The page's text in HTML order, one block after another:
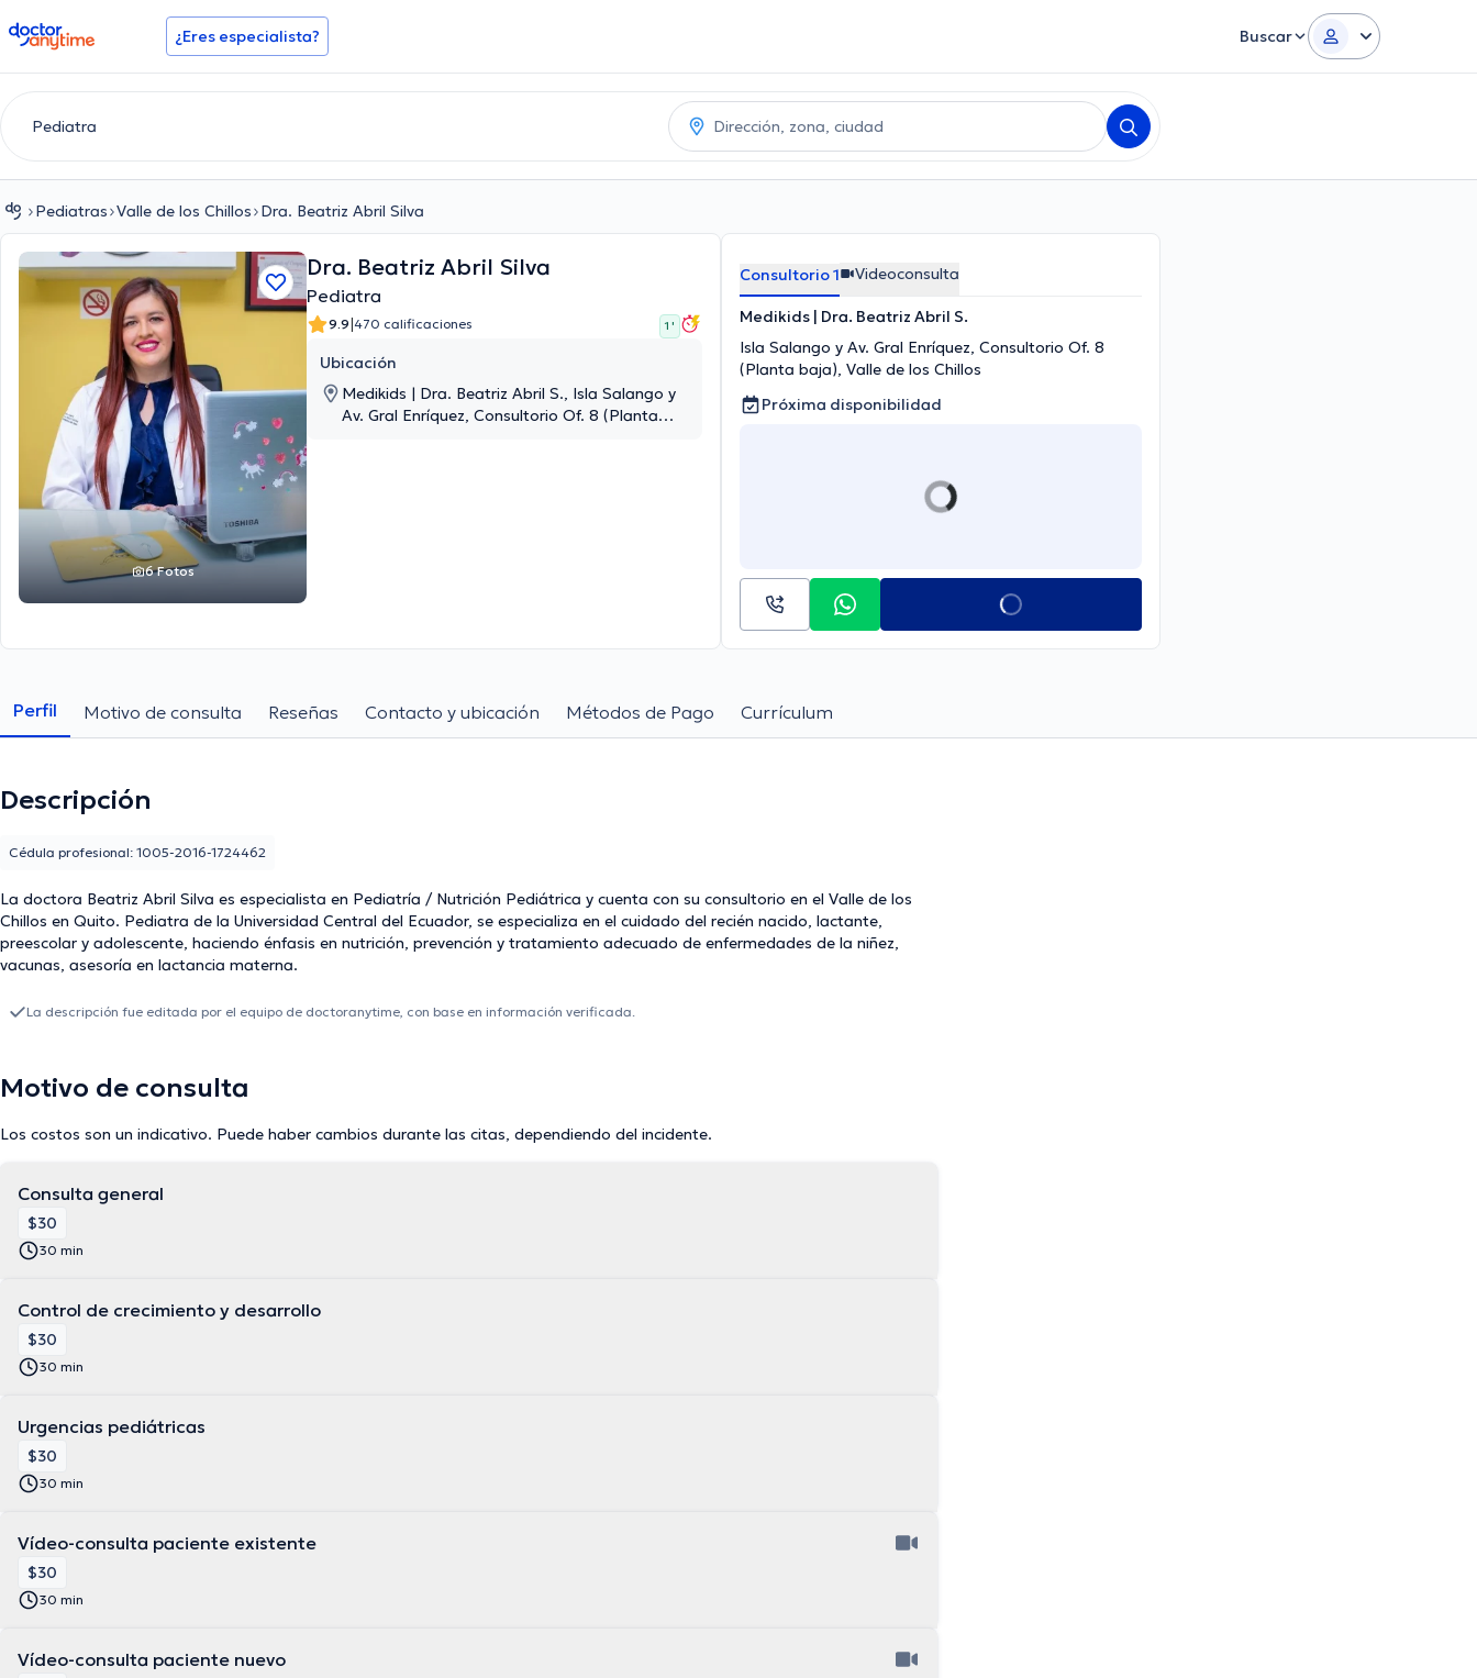
doctoranytime ¿Eres especialista? Buscar
Pediatras Valle de los Chillos Dra. Beatriz Abril Silva
6 Fotos
Dra. Beatriz Abril Silva
Pediatra
9.9|470 calificaciones 1 '
Ubicación
Medikids | Dra. Beatriz Abril S., Isla Salango y
Av. Gral Enríquez, Consultorio Of. 8 (Planta
Consultorio 1 Videoconsulta
Medikids | Dra. Beatriz Abril S.
Isla Salango y Av. Gral Enríquez, Consultorio Of. 8
(Planta baja), Valle de los Chillos
Próxima disponibilidad
Perfil Motivo de consulta Reseñas Contacto y ubicación Métodos de Pago Currículum
Descripción
La doctora Beatriz Abril Silva es especialista en Pediatría / Nutrición Pediátrica y cuenta con su consultorio en el Valle de los
Chillos en Quito. Pediatra de la Universidad Central del Ecuador, se especializa en el cuidado del recién nacido, lactante,
preescolar y adolescente, haciendo énfasis en nutrición, prevención y tratamiento adecuado de enfermedades de la niñez,
vacunas, asesoría en lactancia materna.
Cédula profesional: 1005-2016-1724462
La descripción fue editada por el equipo de doctoranytime, con base en información verificada.
Motivo de consulta
Los costos son un indicativo. Puede haber cambios durante las citas, dependiendo del incidente.
Consulta general
$30
30 min
Control de crecimiento y desarrollo
$30
30 min
Urgencias pediátricas
$30
30 min
Vídeo-consulta paciente existente
$30
30 min
Vídeo-consulta paciente nuevo